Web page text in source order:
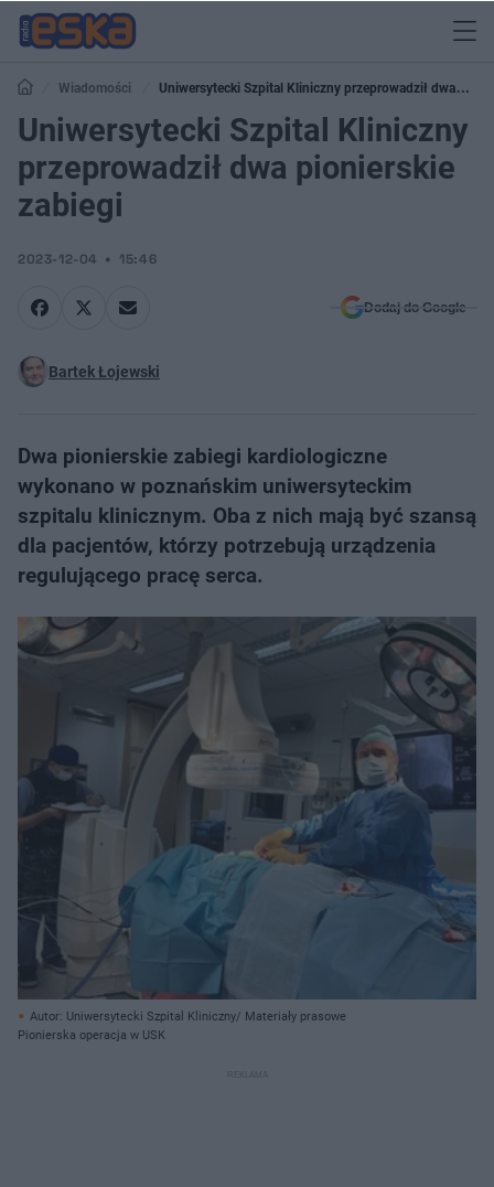
Wiadomości
Uniwersytecki Szpital Kliniczny przeprowadził dwa
pionierskie zabiegi
Uniwersytecki Szpital Kliniczny
przeprowadził dwa pionierskie
zabiegi
2023-12-04 15:46
Dodaj do Google
Bartek Łojewski
Dwa pionierskie zabiegi kardiologiczne
wykonano w poznańskim uniwersyteckim
szpitalu klinicznym. Oba z nich mają być szansą
dla pacjentów, którzy potrzebują urządzenia
regulującego pracę serca.
Autor: Uniwersytecki Szpital Kliniczny/ Materiały prasowe
Pionierska operacja w USK